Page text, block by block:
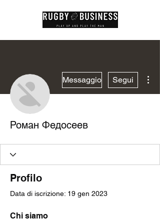
Messaggio Segui
Роман Федосеев
Profilo
Data di iscrizione: 19 gen 2023
Chi siamo